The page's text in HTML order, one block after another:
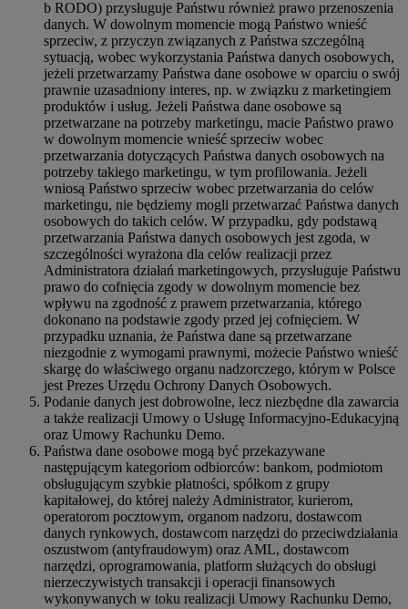
b RODO) przysługuje Państwu również prawo przenoszenia
danych. W dowolnym momencie mogą Państwo wnieść
sprzeciw, z przyczyn związanych z Państwa szczególną
sytuacją, wobec wykorzystania Państwa danych osobowych,
jeżeli przetwarzamy Państwa dane osobowe w oparciu o swój
prawnie uzasadniony interes, np. w związku z marketingiem
produktów i usług. Jeżeli Państwa dane osobowe są
przetwarzane na potrzeby marketingu, macie Państwo prawo
w dowolnym momencie wnieść sprzeciw wobec
przetwarzania dotyczących Państwa danych osobowych na
potrzeby takiego marketingu, w tym profilowania. Jeżeli
wniosą Państwo sprzeciw wobec przetwarzania do celów
marketingu, nie będziemy mogli przetwarzać Państwa danych
osobowych do takich celów. W przypadku, gdy podstawą
przetwarzania Państwa danych osobowych jest zgoda, w
szczególności wyrażona dla celów realizacji przez
Administratora działań marketingowych, przysługuje Państwu
prawo do cofnięcia zgody w dowolnym momencie bez
wpływu na zgodność z prawem przetwarzania, którego
dokonano na podstawie zgody przed jej cofnięciem. W
przypadku uznania, że Państwa dane są przetwarzane
niezgodnie z wymogami prawnymi, możecie Państwo wnieść
skargę do właściwego organu nadzorczego, którym w Polsce
jest Prezes Urzędu Ochrony Danych Osobowych.
Podanie danych jest dobrowolne, lecz niezbędne dla zawarcia
a także realizacji Umowy o Usługę Informacyjno-Edukacyjną
oraz Umowy Rachunku Demo.
Państwa dane osobowe mogą być przekazywane
następującym kategoriom odbiorców: bankom, podmiotom
obsługującym szybkie płatności, spółkom z grupy
kapitałowej, do której należy Administrator, kurierom,
operatorom pocztowym, organom nadzoru, dostawcom
danych rynkowych, dostawcom narzędzi do przeciwdziałania
oszustwom (antyfraudowym) oraz AML, dostawcom
narzędzi, oprogramowania, platform służących do obsługi
nierzeczywistych transakcji i operacji finansowych
wykonywanych w toku realizacji Umowy Rachunku Demo,